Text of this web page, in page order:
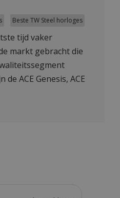
Beste TW Steel horloges
tijd vaker
markt gebracht die
ACE Genesis, ACE